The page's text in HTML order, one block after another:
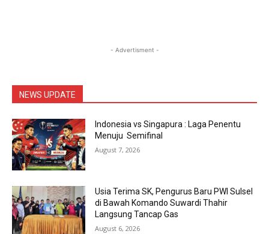
- Advertisment -
NEWS UPDATE
Indonesia vs Singapura : Laga Penentu
Menuju Semifinal
August 7, 2026
Usia Terima SK, Pengurus Baru PWI Sulsel
di Bawah Komando Suwardi Thahir
Langsung Tancap Gas
August 6, 2026